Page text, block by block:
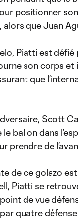
positionner
que Juan
Piatti est
son corps
que
Scott
ballon dans
prendre de
de ce golazo est
Piatti se
de vue
quatre